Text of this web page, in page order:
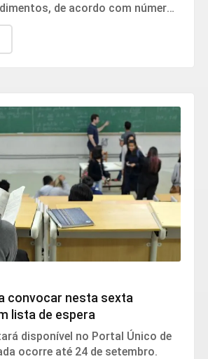
de acordo com números
de Cirurgia Plástica.
convocar nesta sexta
lista de espera
disponível no Portal Único de
ocorre até 24 de setembro.